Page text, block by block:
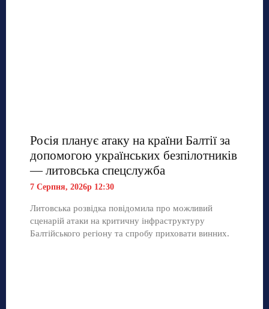
Росія планує атаку на країни Балтії за
допомогою українських безпілотників
— литовська спецслужба
7 Серпня, 2026р 12:30
Литовська розвідка повідомила про можливий
сценарій атаки на критичну інфраструктуру
Балтійського регіону та спробу приховати винних.